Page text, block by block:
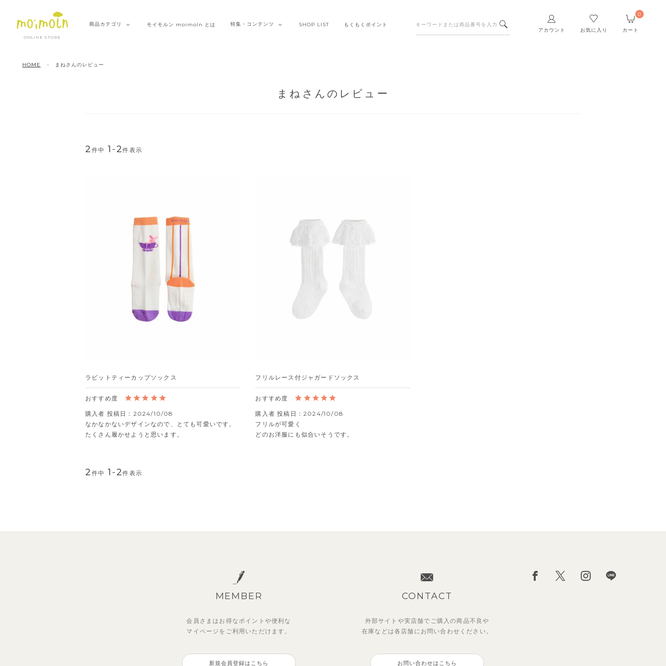
ONLINE STORE
アカウント お気に入り カート
0
商品カテゴリ モイモルン moimoln とは 特集・ コンテンツ SHOP LIST もくもくポイント
HOME まねさんのレビュー
まねさんのレビュー
2 件中 1 -2件表示
ラビットティーカップソックス
購入者 投稿日
2024/10/08
なかなかないデザインなので、とても可愛いです。
たくさん履かせようと思います。
フリルレース付ジャガードソックス
購入者 投稿日
2024/10/08
フリルが可愛く
どのお洋服にも似合いそうです。
2 件中 1 -2件表示
MEMBER
会員さまはお得なポイントや便利な
マイページを ご利用いただけます。
新規会員登録はこちら
CONTACT
外部サイトや実店舗でご購入の商品不良や
在庫などは各店舗に お問い合わせください。
お問い合わせはこちら